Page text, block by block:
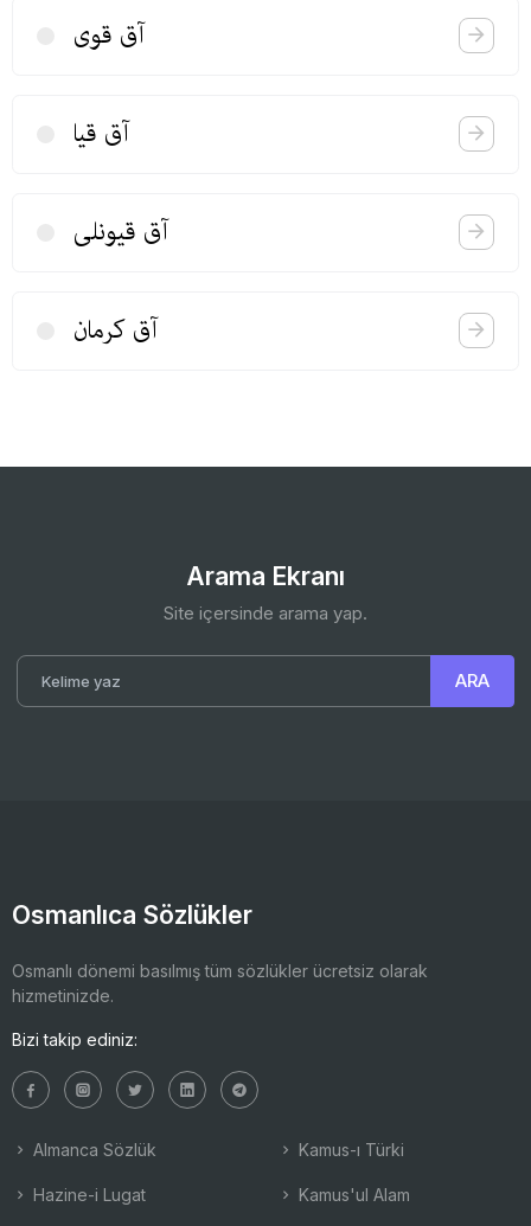
آق قوی
آق قیا
آق قیونلی
آق كرمان
Arama Ekranı
Site içersinde arama yap.
Osmanlıca Sözlükler
Osmanlı dönemi basılmış tüm sözlükler ücretsiz olarak
hizmetinizde.
Bizi takip ediniz:
Almanca Sözlük
Hazine-i Lugat
Kamus-ı Türki
Kamus'ul Alam